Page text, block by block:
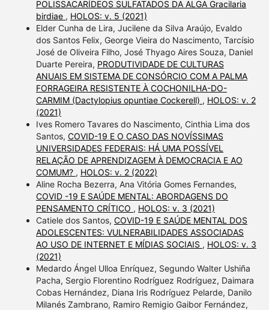
POLISSACARÍDEOS SULFATADOS DA ALGA Gracilaria
birdiae , HOLOS: v. 5 (2021)
Elder Cunha de Lira, Jucilene da Silva Araújo, Evaldo
dos Santos Felix, George Vieira do Nascimento, Tarcísio
José de Oliveira Filho, José Thyago Aires Souza, Daniel
Duarte Pereira, PRODUTIVIDADE DE CULTURAS
ANUAIS EM SISTEMA DE CONSÓRCIO COM A PALMA
FORRAGEIRA RESISTENTE À COCHONILHA-DO-
CARMIM (Dactylopius opuntiae Cockerell) , HOLOS: v. 2
(2021)
Ives Romero Tavares do Nascimento, Cinthia Lima dos
Santos, COVID-19 E O CASO DAS NOVÍSSIMAS
UNIVERSIDADES FEDERAIS: HÁ UMA POSSÍVEL
RELAÇÃO DE APRENDIZAGEM À DEMOCRACIA E AO
COMUM? , HOLOS: v. 2 (2022)
Aline Rocha Bezerra, Ana Vitória Gomes Fernandes,
COVID -19 E SAÚDE MENTAL: ABORDAGENS DO
PENSAMENTO CRÍTICO , HOLOS: v. 3 (2021)
Catiele dos Santos, COVID-19 E SAÚDE MENTAL DOS
ADOLESCENTES: VULNERABILIDADES ASSOCIADAS
AO USO DE INTERNET E MÍDIAS SOCIAIS , HOLOS: v. 3
(2021)
Medardo Ángel Ulloa Enríquez, Segundo Walter Ushiña
Pacha, Sergio Florentino Rodríguez Rodríguez, Daimara
Cobas Hernández, Diana Iris Rodríguez Pelarde, Danilo
Milanés Zambrano, Ramiro Remigio Gaibor Fernández,